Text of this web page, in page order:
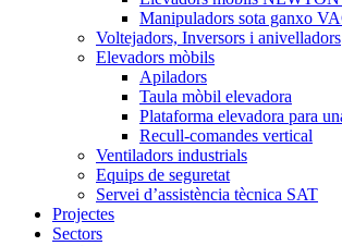
Manipuladors sota ganxo
Voltejadors, Inversors i anivelladors
Elevadors mòbils
Apiladors
Taula mòbil elevadora
Plataforma elevadora para
Recull-comandes vertical
Ventiladors industrials
Equips de seguretat
Servei d’assistència tècnica SAT
Projectes
Sectors